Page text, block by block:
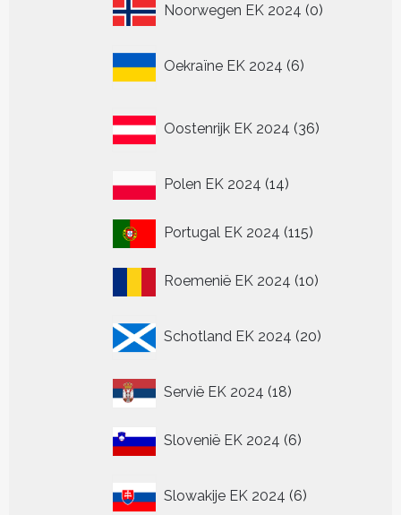
Noorwegen EK 2024 00
Oekraïne EK 2024 6
producten
Oostenrijk EK 2024 36
producten
Polen EK 2024 1414
Portugal EK 2024 115115
Roemenië EK 2024 1010
Schotland EK 2024 20
producten
Servië EK 2024 1818
Slovenië EK 2024 66
Slowakije EK 2024 6
producten